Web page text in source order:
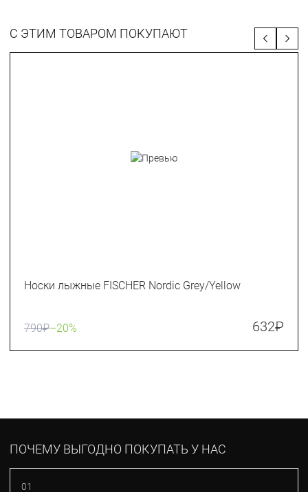
С ЭТИМ ТОВАРОМ ПОКУПАЮТ
Носки лыжные FISCHER Nordic Grey/Yellow
790₽–20% 632₽
ПОЧЕМУ ВЫГОДНО ПОКУПАТЬ У НАС
01